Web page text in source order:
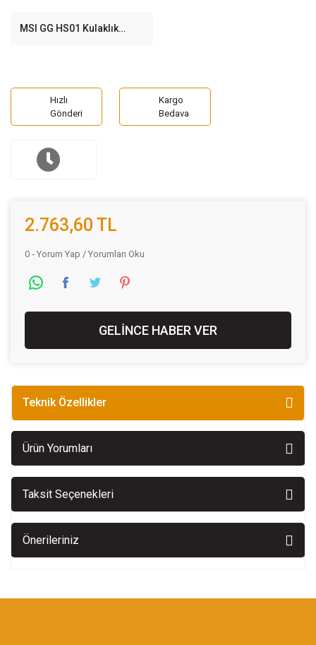
MSI GG HS01 Kulaklık
Hızlı
Gönderi
Kargo
Bedava
2.763,60 TL
0 - Yorum Yap / Yorumları Oku
GELİNCE HABER VER
Teknik Özellikler
Ürün Yorumları
Taksit Seçenekleri
Önerileriniz